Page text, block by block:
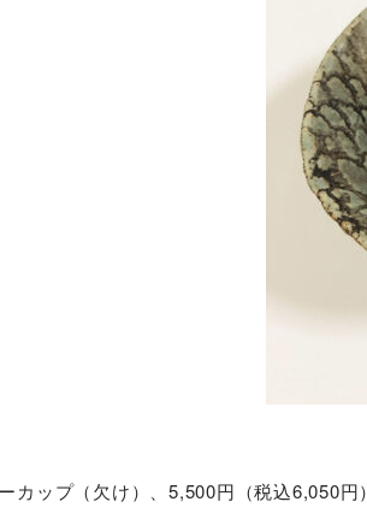
カップ（欠け）、5,500円（税込6,050円）